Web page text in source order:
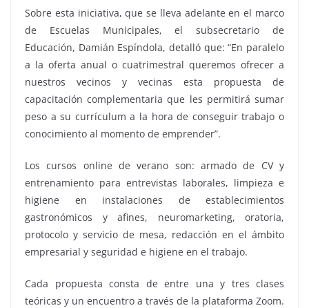
Sobre esta iniciativa, que se lleva adelante en el marco
de Escuelas Municipales, el subsecretario de
Educación, Damián Espíndola, detalló que: “En paralelo
a la oferta anual o cuatrimestral queremos ofrecer a
nuestros vecinos y vecinas esta propuesta de
capacitación complementaria que les permitirá sumar
peso a su currículum a la hora de conseguir trabajo o
conocimiento al momento de emprender”.
Los cursos online de verano son: armado de CV y
entrenamiento para entrevistas laborales, limpieza e
higiene en instalaciones de establecimientos
gastronómicos y afines, neuromarketing, oratoria,
protocolo y servicio de mesa, redacción en el ámbito
empresarial y seguridad e higiene en el trabajo.
Cada propuesta consta de entre una y tres clases
teóricas y un encuentro a través de la plataforma Zoom.